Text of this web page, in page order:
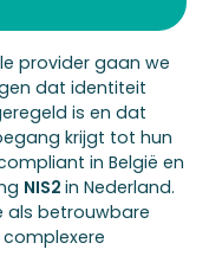
provider gaan we
dat identiteit
is en dat
krijgt tot hun
in België en
NIS2in Nederland.
als betrouwbare